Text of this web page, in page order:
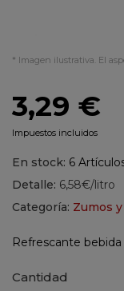
* Imagen ilustrativa. El
3,29 €
Impuestos incluidos
En stock: 6
Detalle: 6,58€/litro
Categoría: Zumos
Refrescante
Cantidad